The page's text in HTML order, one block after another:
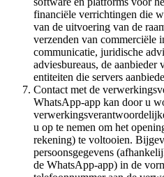
financiële verrichtingen die
van de uitvoering van de
verzenden van commerciële
communicatie, juridische
adviesbureaus, de
entiteiten die servers
Contact met de
WhatsApp-app kan door u
u op te nemen om het
rekening) te voltooien.
persoonsgegevens
de WhatsApp-app) in de